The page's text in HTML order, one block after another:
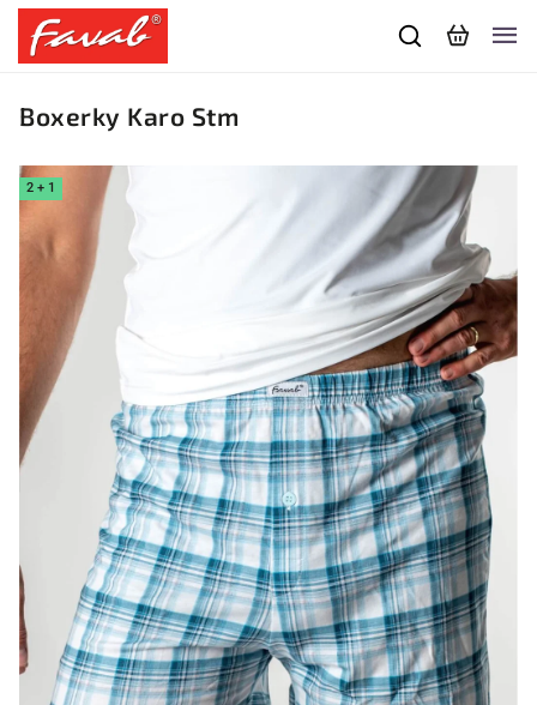
Boxerky Karo Stm
2 + 1